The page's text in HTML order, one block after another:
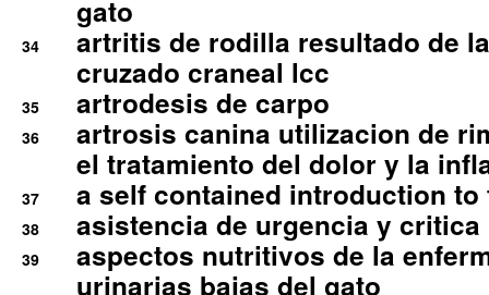
gato
34
artritis de rodilla resultado de
cruzado craneal lcc
35 artrodesis de carpo
36
artrosis canina utilizacion de
el tratamiento del dolor y la
37 a self contained introduction
38 asistencia de urgencia y
39
aspectos nutritivos de la
urinarias bajas del gato